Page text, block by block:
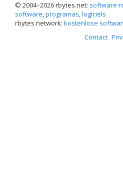
© 2004–2026 rbytes.net: software
software,programas,logiciels
rbytes.network: kostenlose
Contact